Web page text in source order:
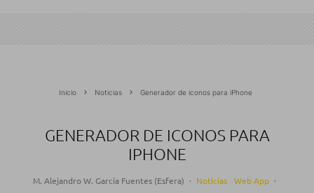
Inicio Noticias Generador de iconos para iPhone
GENERADOR DE ICONOS PARA
IPHONE
M. Alejandro W. García Fuentes (Esfera) · Noticias Web App ·